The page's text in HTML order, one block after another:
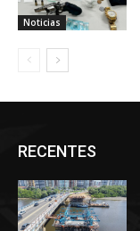
Noticias
RECENTES